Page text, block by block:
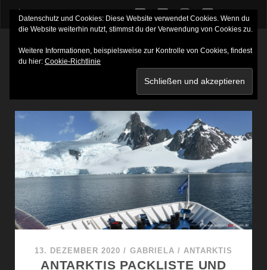
twitterfacebookinstagram
youtube
EXPEDITIONSKREUZFAHRT
13. DEZEMBER 2020 / GABRIELA / ANTARKTIS
ANTARKTIS PACKLISTE UND
Datenschutz und Cookies: Diese Website verwendet Cookies. Wenn du
die Website weiterhin nutzt, stimmst du der Verwendung von Cookies zu.
Weitere Informationen, beispielsweise zur Kontrolle von Cookies, findest
du hier: Cookie-Richtlinie